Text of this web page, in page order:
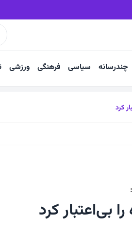
چندرسانه سیاسی فرهنگی ورزشی
کرد
بی‌اعتبار کرد